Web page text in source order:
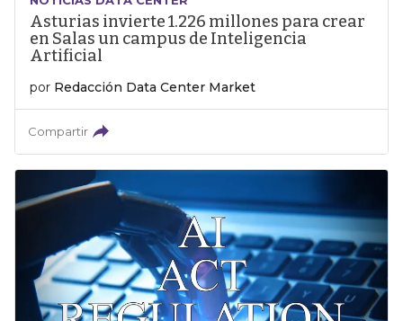
Asturias invierte 1.226 millones para crear
en Salas un campus de Inteligencia
Artificial
por Redacción Data Center Market
Compartir